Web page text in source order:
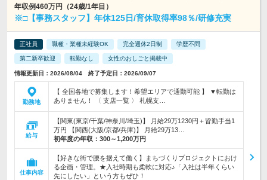
年収例460万円（24歳/1年目）
※□【事務スタッフ】年休125日/育休取得率98％/研修充実
正社員 職種・業種未経験OK 完全週休2日制 学歴不問
第二新卒歓迎 転勤なし 女性のおしごと掲載中
情報更新日：2026/08/04 終了予定日：2026/09/07
勤務地
【 全国各地で募集します！希望エリアで通勤可能 】 ▼転勤は
ありません！ 〈 支店一覧 〉 札幌支…
給与
【関東(東京/千葉/神奈川/埼玉)】 月給29万1230円＋皆勤手当1
万円 【関西(大阪/京都/兵庫)】 月給29万13…
初年度の年収： 300～1,200万円
仕事内容
【好きな街で腰を据えて働く】まちづくりプロジェクトにおけ
る企画・管理。★入社時期も柔軟に対応♪「入社は半年くらい
先にしたい」という方もぜひ！